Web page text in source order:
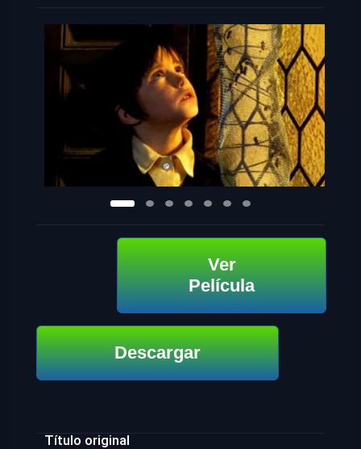
Ver
Película
Descargar
Título original